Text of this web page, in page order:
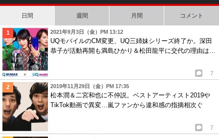
日間 週間 月間 コメント
2021年9月3日（金）PM 13:12
UQモバイルのCM変更、UQ三姉妹シリーズ終了か。深田
恭子が活動再開も満島ひかり＆松田龍平に交代の理由は…
7
2019年11月29日（金）PM 17:35
松本潤＆二宮和也に不仲説。ベストアーティスト2019や
TikTok動画で異変…嵐ファンから違和感の指摘相次ぐ
7